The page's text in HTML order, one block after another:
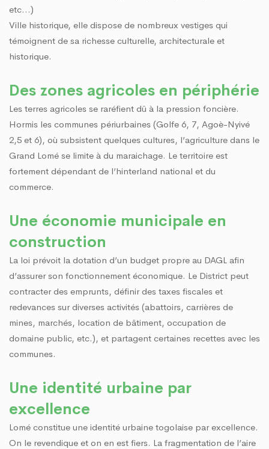
etc…)
Ville historique, elle dispose de nombreux vestiges qui
témoignent de sa richesse culturelle, architecturale et
historique.
Des zones agricoles en périphérie
Les terres agricoles se raréfient dû à la pression foncière.
Hormis les communes périurbaines (Golfe 6, 7, Agoè-Nyivé
2,5 et 6), où subsistent quelques cultures, l’agriculture dans le
Grand Lomé se limite à du maraichage. Le territoire est
fortement dépendant de l’hinterland national et du
commerce.
Une économie municipale en
construction
La loi prévoit la dotation d’un budget propre au DAGL afin
d’assurer son fonctionnement économique. Le District peut
contracter des emprunts, définir des taxes fiscales et
redevances sur diverses activités (abattoirs, carrières de
mines, marchés, location de bâtiment, occupation de
domaine public, etc.), et partagent certaines recettes avec les
communes.
Une identité urbaine par
excellence
Lomé constitue une identité urbaine togolaise par excellence.
On le revendique et on en est fiers. La fragmentation de l’aire